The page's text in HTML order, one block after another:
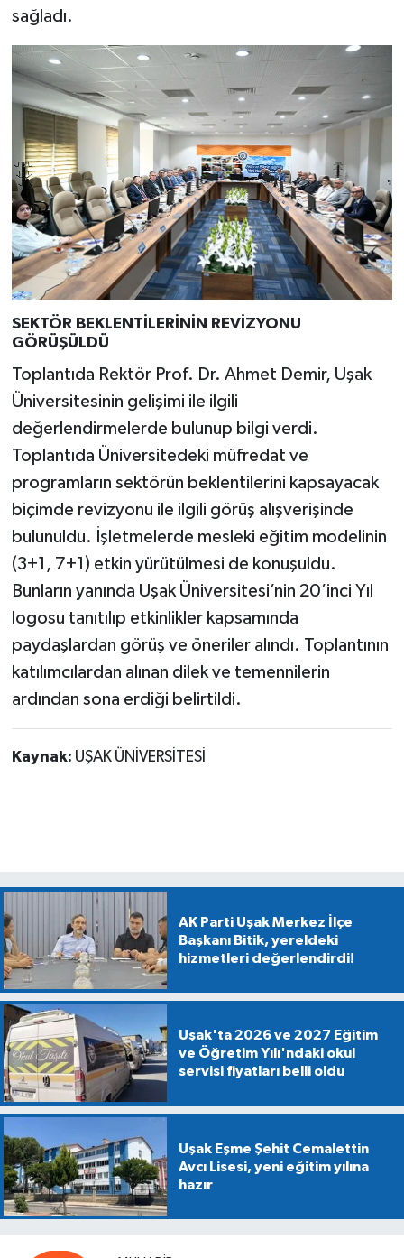
sağladı.
SEKTÖR BEKLENTİLERİNİN REVİZYONU
GÖRÜŞÜLDÜ
Toplantıda Rektör Prof. Dr. Ahmet Demir, Uşak
Üniversitesinin gelişimi ile ilgili
değerlendirmelerde bulunup bilgi verdi.
Toplantıda Üniversitedeki müfredat ve
programların sektörün beklentilerini kapsayacak
biçimde revizyonu ile ilgili görüş alışverişinde
bulunuldu. İşletmelerde mesleki eğitim modelinin
(3+1, 7+1) etkin yürütülmesi de konuşuldu.
Bunların yanında Uşak Üniversitesi’nin 20’inci Yıl
logosu tanıtılıp etkinlikler kapsamında
paydaşlardan görüş ve öneriler alındı. Toplantının
katılımcılardan alınan dilek ve temennilerin
ardından sona erdiği belirtildi.
Kaynak: UŞAK ÜNİVERSİTESİ
AK Parti Uşak Merkez İlçe
Başkanı Bitik, yereldeki
hizmetleri değerlendirdi!
Uşak'ta 2026 ve 2027 Eğitim
ve Öğretim Yılı'ndaki okul
servisi fiyatları belli oldu
Uşak Eşme Şehit Cemalettin
Avcı Lisesi, yeni eğitim yılına
hazır